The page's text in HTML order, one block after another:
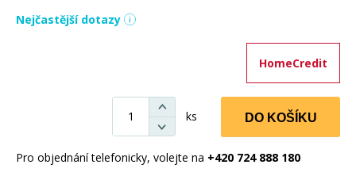
Nejčastější dotazy
HomeCredit
ks DO KOŠÍKU
Pro objednání telefonicky, volejte na +420 724 888 180